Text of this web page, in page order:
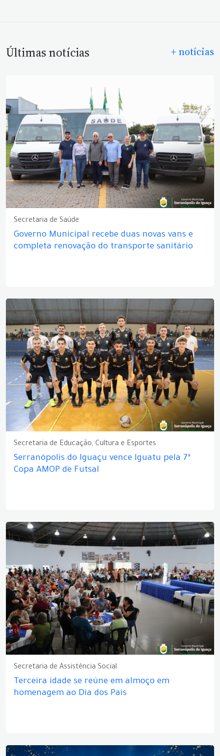
Últimas notícias + notícias
Secretaria de Saúde
Governo Municipal recebe duas novas vans e
completa renovação do transporte sanitário
Secretaria de Educação, Cultura e Esportes
Serranópolis do Iguaçu vence Iguatu pela 7ª
Copa AMOP de Futsal
Secretaria de Assistência Social
Terceira idade se reúne em almoço em
homenagem ao Dia dos Pais